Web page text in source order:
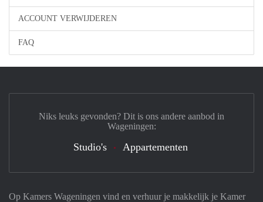
ACCOUNT VERWIJDEREN
FAQ
Op Kamers Wageningen vind en verhuur je makkelijk je Kamer
Niks leuks gevonden? Dit is ons andere aanbod in
Wageningen:
Studio's Appartementen